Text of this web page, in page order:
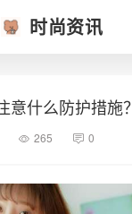
时尚资讯
什么防护措施？
265 0